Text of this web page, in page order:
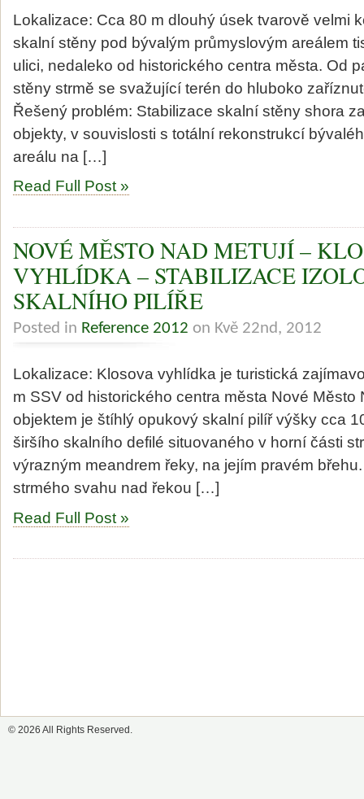
Lokalizace: Cca 80 m dlouhý úsek tvarově velmi
skalní stěny pod bývalým průmyslovým areálem
ulici, nedaleko od historického centra města. Od
stěny strmě se svažující terén do hluboko
Řešený problém: Stabilizace skalní stěny shora
objekty, v souvislosti s totální rekonstrukcí
areálu na […]
Read Full Post »
NOVÉ MĚSTO NAD METUJÍ –
VYHLÍDKA – STABILIZACE
SKALNÍHO PILÍŘE
Posted in Reference 2012 on Kvě 22nd, 2012
Lokalizace: Klosova vyhlídka je turistická
m SSV od historického centra města Nové Město
objektem je štíhlý opukový skalní pilíř výšky cca
širšího skalního defilé situovaného v horní části
výrazným meandrem řeky, na jejím pravém
strmého svahu nad řekou […]
Read Full Post »
© 2026 All Rights Reserved.